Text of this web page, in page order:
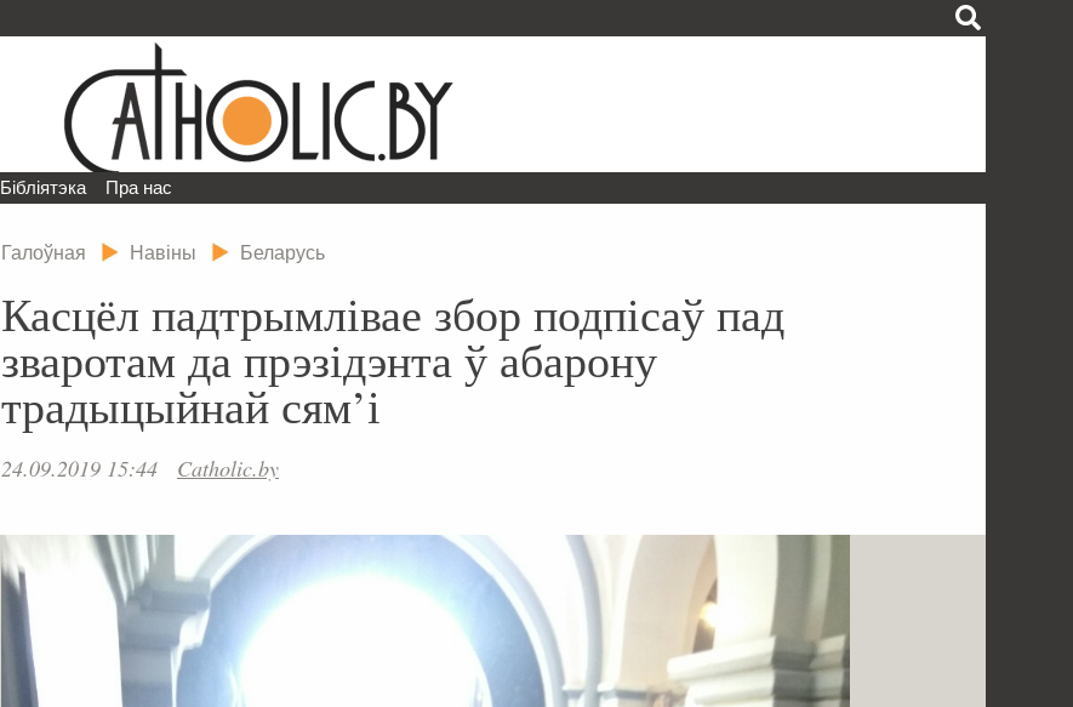
Бібліятэка Пра нас
Галоўная Навіны Беларусь
Касцёл падтрымлівае збор подпісаў пад
зваротам да прэзідэнта ў абарону
традыцыйнай сям’і
24.09.2019 15:44 Catholic.by